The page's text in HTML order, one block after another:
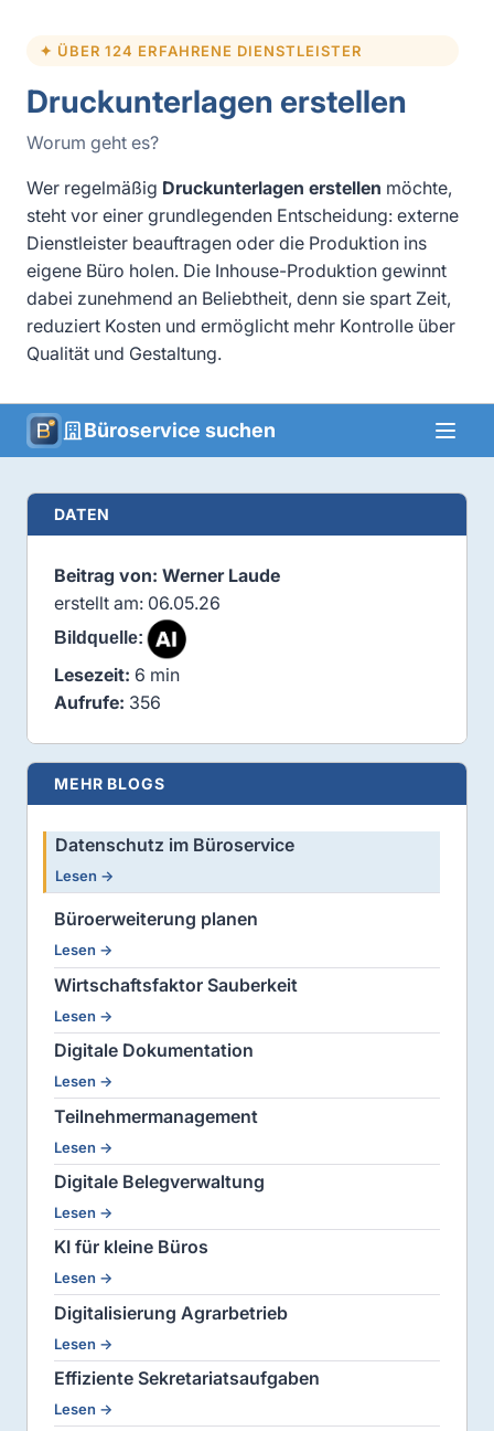
✦ ÜBER 124 ERFAHRENE DIENSTLEISTER
Druckunterlagen erstellen
Worum geht es?
Wer regelmäßig Druckunterlagen erstellen möchte,
steht vor einer grundlegenden Entscheidung: externe
Dienstleister beauftragen oder die Produktion ins
eigene Büro holen. Die Inhouse-Produktion gewinnt
dabei zunehmend an Beliebtheit, denn sie spart Zeit,
reduziert Kosten und ermöglicht mehr Kontrolle über
Qualität und Gestaltung.
Büroservice suchen
DATEN
Beitrag von: Werner Laude
erstellt am: 06.05.26
Lesezeit: 6 min
Aufrufe: 356
MEHR BLOGS
Datenschutz im Büroservice
Lesen →
Büroerweiterung planen
Lesen →
Wirtschaftsfaktor Sauberkeit
Lesen →
Digitale Dokumentation
Lesen →
Teilnehmermanagement
Lesen →
Digitale Belegverwaltung
Lesen →
KI für kleine Büros
Lesen →
Digitalisierung Agrarbetrieb
Lesen →
Effiziente Sekretariatsaufgaben
Lesen →